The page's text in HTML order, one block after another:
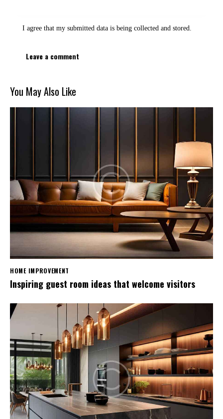
I agree that my submitted data is beingcollected and stored.
You May Also Like
HOME IMPROVEMENT
Inspiring guest room ideas that welcome visitors